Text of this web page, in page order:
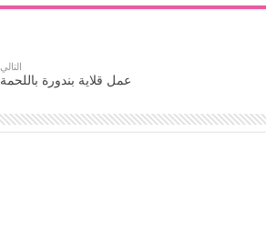
التالي
عمل قلاية بندورة باللحمة